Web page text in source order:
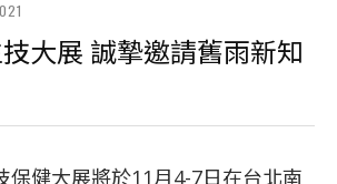
大展 誠摯邀請舊雨新知
保健大展將於11月4-7日在台北南